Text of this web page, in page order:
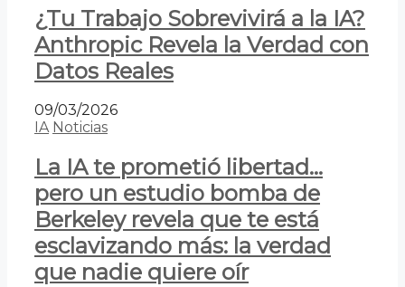
¿Tu Trabajo Sobrevivirá a la IA?
Anthropic Revela la Verdad con
Datos Reales
09/03/2026
IA Noticias
La IA te prometió libertad…
pero un estudio bomba de
Berkeley revela que te está
esclavizando más: la verdad
que nadie quiere oír